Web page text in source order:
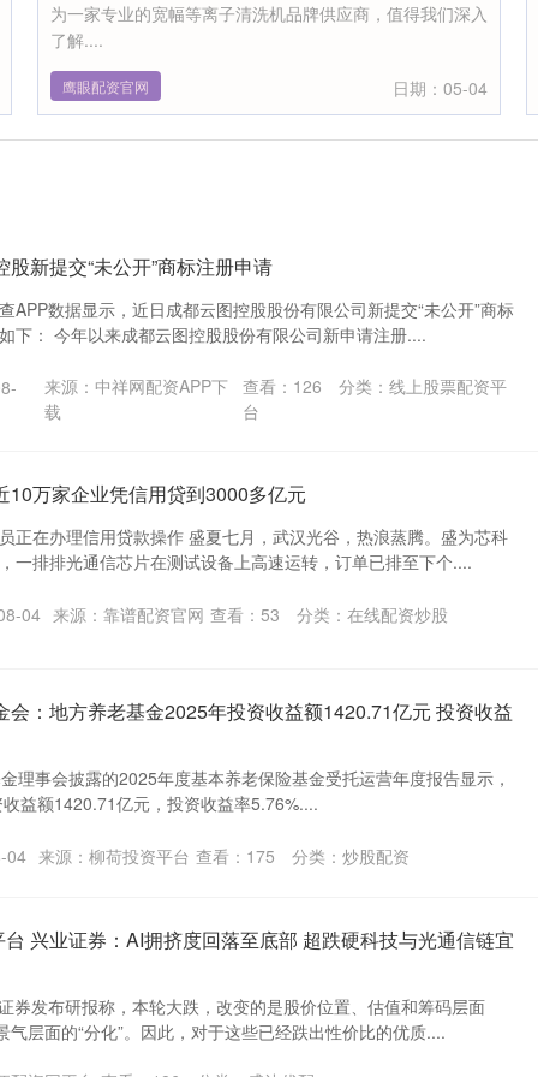
为一家专业的宽幅等离子清洗机品牌供应商，值得我们深入
了解....
鹰眼配资官网 日期：05-04
新提交“未公开”商标注册申请
APP数据显示，近日成都云图控股股份有限公司新提交“未公开”商标
下： 今年以来成都云图控股股份有限公司新申请注册....
来源：中祥网配资APP下
载
查看： 126 分类： 线上股票配资平
台
10万家企业凭信用贷到3000多亿元
正在办理信用贷款操作 盛夏七月，武汉光谷，热浪蒸腾。盛为芯科
一排排光通信芯片在测试设备上高速运转，订单已排至下个....
04 来源：靠谱配资官网 查看： 53 分类： 在线配资炒股
会：地方养老基金2025年投资收益额1420.71亿元 投资收益
理事会披露的2025年度基本养老保险基金受托运营年度报告显示，
益额1420.71亿元，投资收益率5.76%....
04 来源：柳荷投资平台 查看： 175 分类： 炒股配资
兴业证券：AI拥挤度回落至底部 超跌硬科技与光通信链宜
券发布研报称，本轮大跌，改变的是股价位置、估值和筹码层面
气层面的“分化”。因此，对于这些已经跌出性价比的优质....